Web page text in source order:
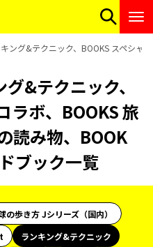
ング&テクニック、BOOKS スペシャ
&テクニック、
ラボ、BOOKS 旅
読み物、BOOK
ブック一覧
の歩き方 Jシリーズ（国内）
ランキング&テクニック